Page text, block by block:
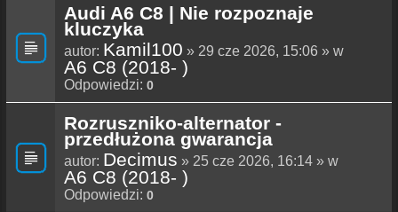
Audi A6 C8 | Nie rozpoznaje
kluczyka
autor: Kamil100 » 29 cze 2026, 15:06 » w
A6 C8 (2018- )
Odpowiedzi: 0
Rozruszniko-alternator -
przedłużona gwarancja
autor: Decimus » 25 cze 2026, 16:14 » w
A6 C8 (2018- )
Odpowiedzi: 0